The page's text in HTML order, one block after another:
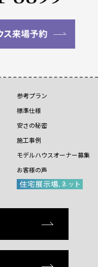
参考プラン
標準仕様
安さの秘密
施工事例
モデルハウスオーナー募集
お客様の声